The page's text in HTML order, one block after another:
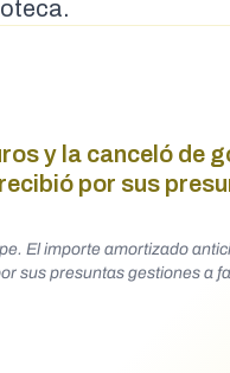
y la canceló de
por sus
El importe amortizado
sus presuntas gestiones a